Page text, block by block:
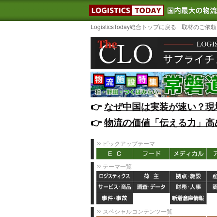
LOGISTICS
LogisticsToday総合トップに戻る 取材のご依
👉️なぜ中国は実装が速い？
👉️物流の価値「伝える力」
ピックアップテーマ
テーマ一覧
スペシャルコンテンツ一覧